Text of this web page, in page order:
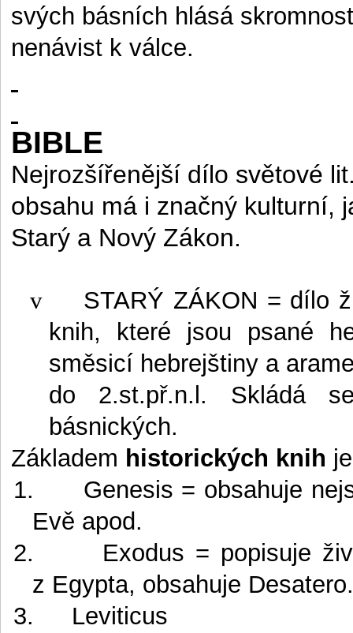
svých básních hlásá
nenávist k válce.
BIBLE
Nejrozšířenější dílo světové
obsahu má i značný kulturní,
Starý a Nový Zákon.
v STARÝ ZÁKON = dílo
knih, které jsou psané
směsicí hebrejštiny a
do 2.st.př.n.l. Skládá
básnických.
Základem historických knih
1.
Genesis = obsahuje
Evě apod.
2.
Exodus = popisuje
z Egypta, obsahuje Desatero.
3.
Leviticus